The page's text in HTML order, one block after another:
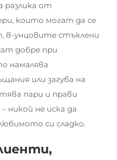
от
които могат да се
8-унцовите стъклени
добре при
намалява
или загуба на
пари и прави
никой не иска да
си сладко.